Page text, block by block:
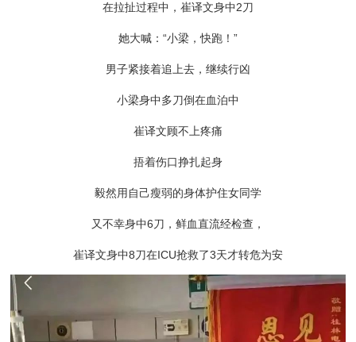
在拉扯过程中，崔译文身中2刀
她大喊：“小梁，快跑！”
男子紧接着追上去，继续行凶
小梁身中多刀倒在血泊中
崔译文顾不上疼痛
捂着伤口挣扎起身
毅然用自己瘦弱的身体护住女同学
又不幸身中6刀，鲜血直流经检查，
崔译文身中8刀在ICU抢救了3天才转危为安